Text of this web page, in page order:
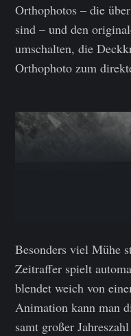
Orthophotos – die
sind – und den
umschalten, die
Orthophoto zum
Besonders viel Mühe
Zeitraffer spielt
blendet weich von
Animation kann man
samt großer